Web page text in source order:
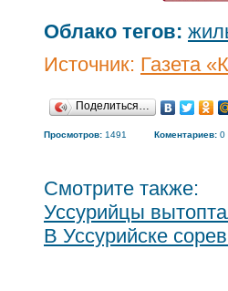
Облако тегов:
Источник: Газета
Поделиться…
Просмотров: 1491 Коментариев: 0
Смотрите также:
Уссурийцы
В Уссурийске